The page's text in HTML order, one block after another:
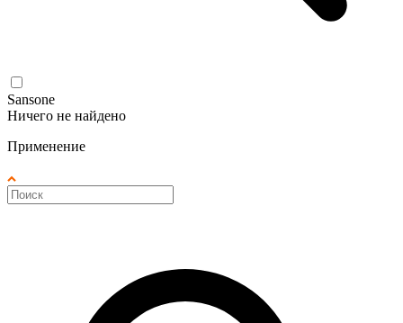
Sansone
Ничего не найдено
Применение